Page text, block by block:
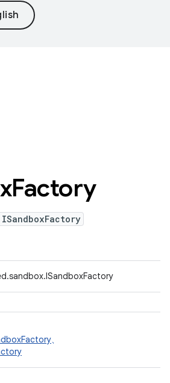
Factory
、